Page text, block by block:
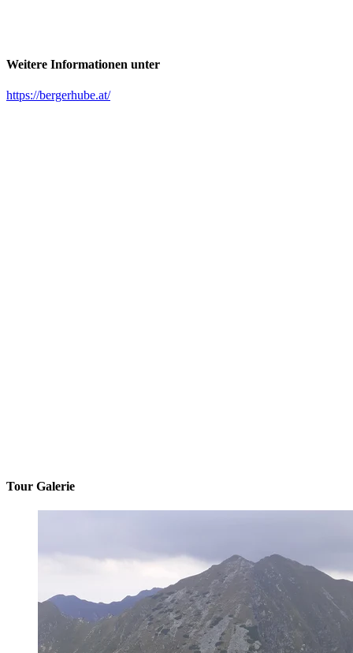
Weitere Informationen unter
https://bergerhube.at/
Tour Galerie